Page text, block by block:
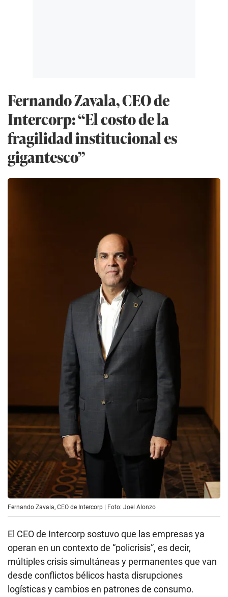
Fernando Zavala, CEO de
Intercorp: “El costo de la
fragilidad institucional es
gigantesco”
Fernando Zavala, CEO de Intercorp | Foto: Joel Alonzo
El CEO de Intercorp sostuvo que las empresas ya
operan en un contexto de “policrisis”, es decir,
múltiples crisis simultáneas y permanentes que van
desde conflictos bélicos hasta disrupciones
logísticas y cambios en patrones de consumo.